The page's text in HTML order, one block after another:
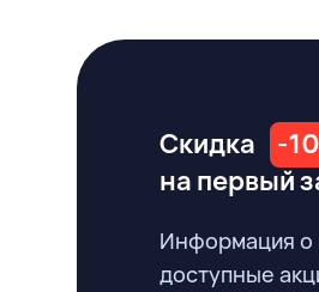
Скидка -
на первый
Информация о
доступные